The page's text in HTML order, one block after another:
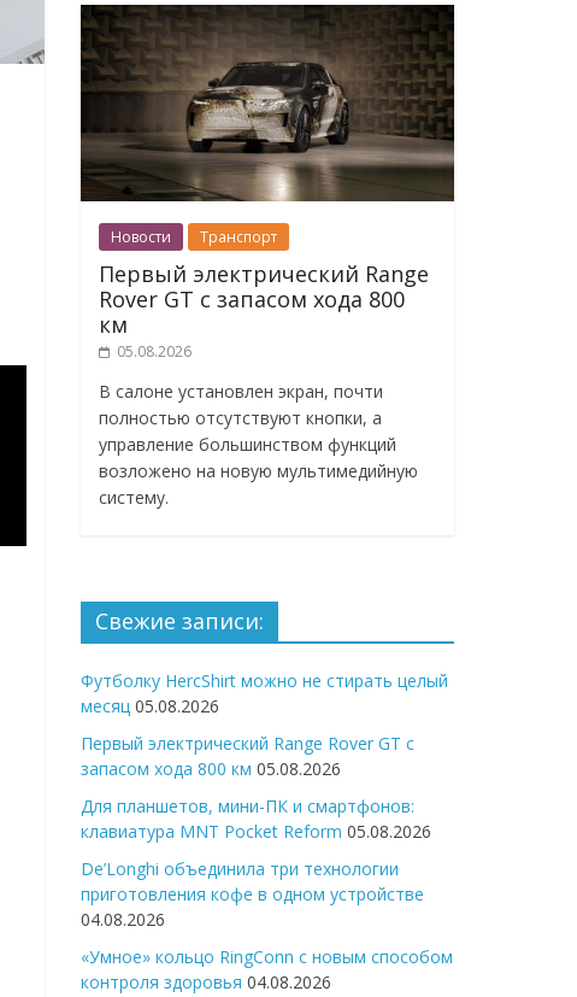
Новости Транспорт
Первый электрический Range
Rover GT с запасом хода 800
км
05.08.2026
В салоне установлен экран, почти
полностью отсутствуют кнопки, а
управление большинством функций
возложено на новую мультимедийную
систему.
Свежие записи:
Футболку HercShirt можно не стирать целый
месяц 05.08.2026
Первый электрический Range Rover GT с
запасом хода 800 км 05.08.2026
Для планшетов, мини-ПК и смартфонов:
клавиатура MNT Pocket Reform 05.08.2026
De’Longhi объединила три технологии
приготовления кофе в одном устройстве
04.08.2026
«Умное» кольцо RingConn с новым способом
контроля здоровья 04.08.2026